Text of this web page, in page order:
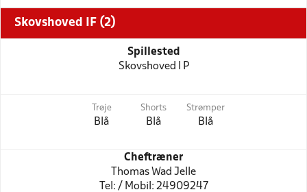
Skovshoved IF (2)
Spillested
Skovshoved I P
Trøje
Blå
Shorts
Blå
Strømper
Blå
Cheftræner
Thomas Wad Jelle
Tel: / Mobil: 24909247